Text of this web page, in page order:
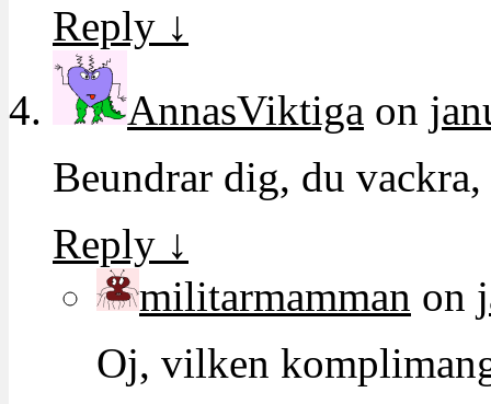
Reply ↓
AnnasViktiga on
Beundrar dig, du
Reply ↓
militarmamman on
Oj, vilken